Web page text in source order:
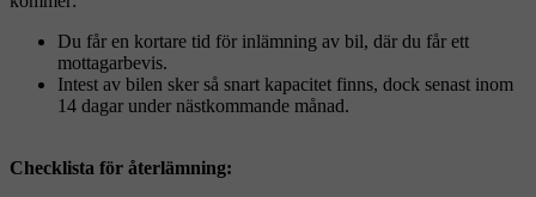
Du får en kortare tid för inlämning av bil, där du får ett
mottagarbevis.
Intest av bilen sker så snart kapacitet finns, dock senast inom
14 dagar under nästkommande månad.
Checklista för återlämning: